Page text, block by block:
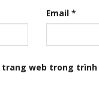
Email *
web trong